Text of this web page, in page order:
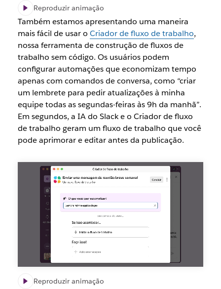
Reproduzir animação
Também estamos apresentando uma maneira
mais fácil de usar o Criador de fluxo de trabalho,
nossa ferramenta de construção de fluxos de
trabalho sem código. Os usuários podem
configurar automações que economizam tempo
apenas com comandos de conversa, como “criar
um lembrete para pedir atualizações à minha
equipe todas as segundas-feiras às 9h da manhã”.
Em segundos, a IA do Slack e o Criador de fluxo
de trabalho geram um fluxo de trabalho que você
pode aprimorar e editar antes da publicação.
Reproduzir animação